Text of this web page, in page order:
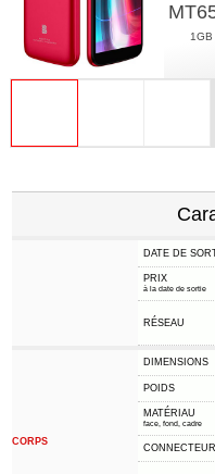
1GB
DATE DE
PRIX
à la date de sortie
RÉSEAU
CORPS
DIMENSIONS
POIDS
MATÉRIAU
face, fond, cadre
CONNECTEUR